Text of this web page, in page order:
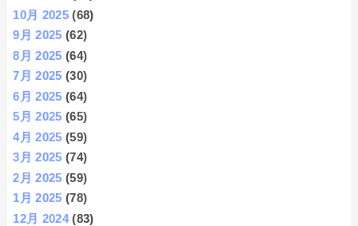
10月 2025 (68)
9月 2025 (62)
8月 2025 (64)
7月 2025 (30)
6月 2025 (64)
5月 2025 (65)
4月 2025 (59)
3月 2025 (74)
2月 2025 (59)
1月 2025 (78)
12月 2024(83)